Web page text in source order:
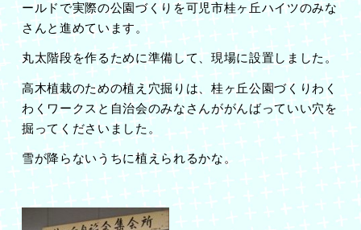
ールドで実際の公園づくりを可児市桂ヶ丘ハイツのみな
さんと進めています。
丸太階段を作るために準備して、現場に設置しました。
高木植栽のための植え穴掘りは、桂ヶ丘公園づくりわく
わくワークスと自治会のみなさんががんばっていい穴を
掘ってくださいました。
雪が降らないうちに植えられるかな。